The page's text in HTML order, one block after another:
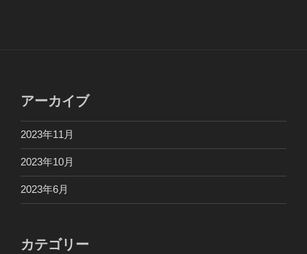
アーカイブ
2023年11月
2023年10月
2023年6月
カテゴリー